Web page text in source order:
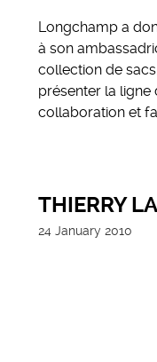
Longchamp a
à son
collection de
présenter la ligne
collaboration et
THIERRY
24 January 2010